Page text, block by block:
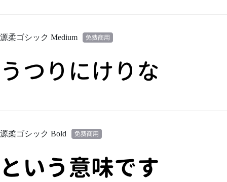
源柔ゴシック Medium
うつりにけりな
源柔ゴシック Bold
という意味です